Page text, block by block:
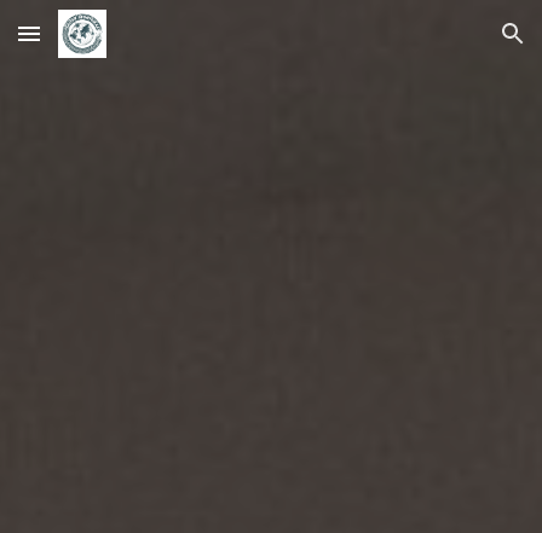
Skip to main content Skip to navigation